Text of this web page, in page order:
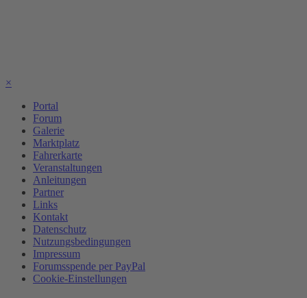
×
Portal
Forum
Galerie
Marktplatz
Fahrerkarte
Veranstaltungen
Anleitungen
Partner
Links
Kontakt
Datenschutz
Nutzungsbedingungen
Impressum
Forumsspende per PayPal
Cookie-Einstellungen